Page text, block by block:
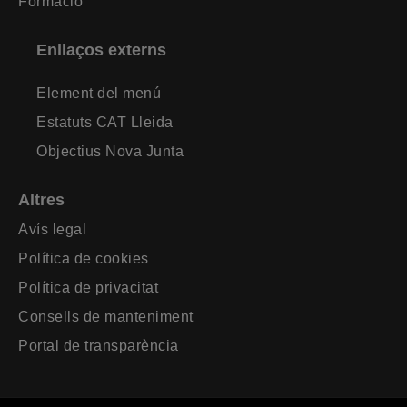
Enllaços externs
Element del menú
Estatuts CAT Lleida
Objectius Nova Junta
Altres
Avís legal
Política de cookies
Política de privacitat
Consells de manteniment
Portal de transparència